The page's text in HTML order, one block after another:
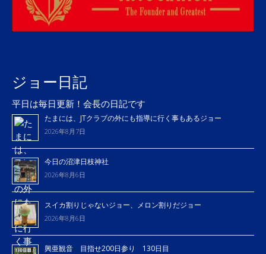
ジョー日記
平日は毎日更新！会長の日記です
たまには、JTクラブの外にも指導に行く事もあるジョー
2026年8月7日
今日の沼津日枝神社
2026年8月6日
スイカ割りじゃないジョー、メロン割りだジョー
2026年8月6日
興亜観音 目指せ200日参り 130日目